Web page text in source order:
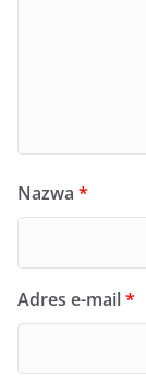
Nazwa *
Adres e-mail*